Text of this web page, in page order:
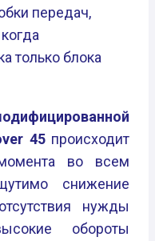
передач,
только блока
45происходит
во всем
снижение
нужды
обороты